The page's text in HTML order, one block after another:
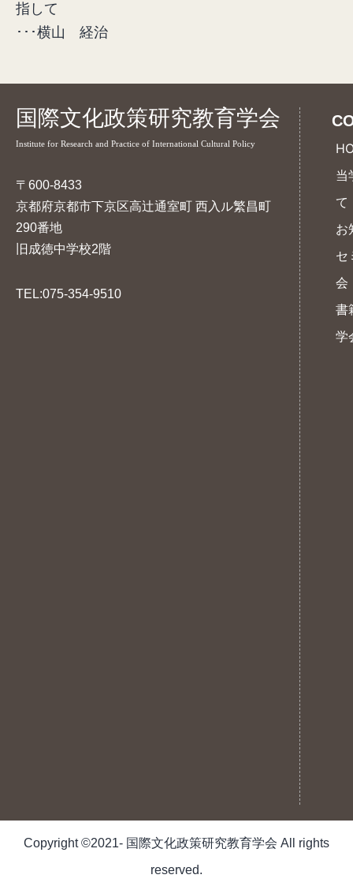
指して
･･･横山 経治
国際文化政策研究教育学会
Institute for Research and Practice of International Cultural Policy
〒600-8433
京都府京都市下京区高辻通室町 西入ル繁昌町
290番地
旧成徳中学校2階
TEL:075-354-9510
当
て
お
セ
会
書
学
Copyright ©2021- 国際文化政策研究教育学会 All rights
reserved.